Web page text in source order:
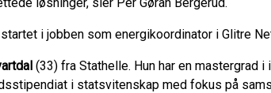
i jobben som energikoordinator i Glitre
(33) fra Stathelle. Hun har en mastergrad
i statsvitenskap med fokus på